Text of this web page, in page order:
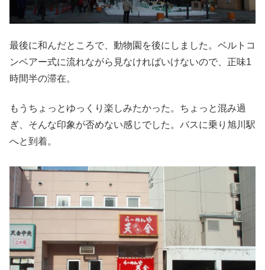
最後に和んだところで、動物園を後にしました。ベルトコ
ンベアー式に流れながら見なければいけないので、正味1
時間半の滞在。
もうちょっとゆっくり楽しみたかった。ちょっと混み過
ぎ、そんな印象が否めない感じでした。バスに乗り旭川駅
へと到着。